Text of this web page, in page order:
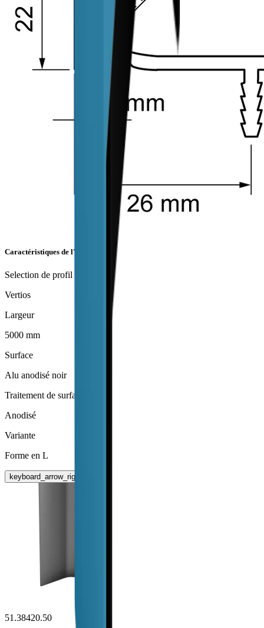
Caractéristiques de l'article
Selection de profil
Vertios
Largeur
5000 mm
Surface
Alu anodisé noir
Traitement de surface
Anodisé
Variante
Forme en L
keyboard_arrow_right
51.38420.50